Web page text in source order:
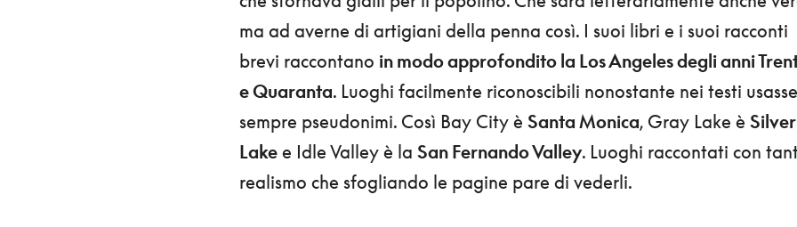
ma ad averne di artigiani della penna così. I suoi libri e i suoi racconti
brevi raccontano in modo approfondito la Los Angeles degli anni
e Quaranta. Luoghi facilmente riconoscibili nonostante nei testi usasse
sempre pseudonimi. Così Bay City è Santa Monica, Gray Lake è Silver
Lakee Idle Valley è la San Fernando Valley. Luoghi raccontati con
realismo che sfogliando le pagine pare di vederli.